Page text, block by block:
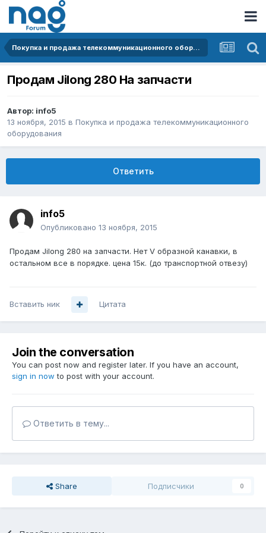
Покупка и продажа телекоммуникационного оборудования
Продам Jilong 280 На запчасти
Автор: info5
13 ноября, 2015 в Покупка и продажа телекоммуникационного
оборудования
Ответить
info5
Опубликовано 13 ноября, 2015
Продам Jilong 280 на запчасти. Нет V образной канавки, в
остальном все в порядке. цена 15к. (до транспортной отвезу)
Вставить ник Цитата
Join the conversation
You can post now and register later. If you have an account,
sign in now to post with your account.
Ответить в тему...
Share Подписчики 0